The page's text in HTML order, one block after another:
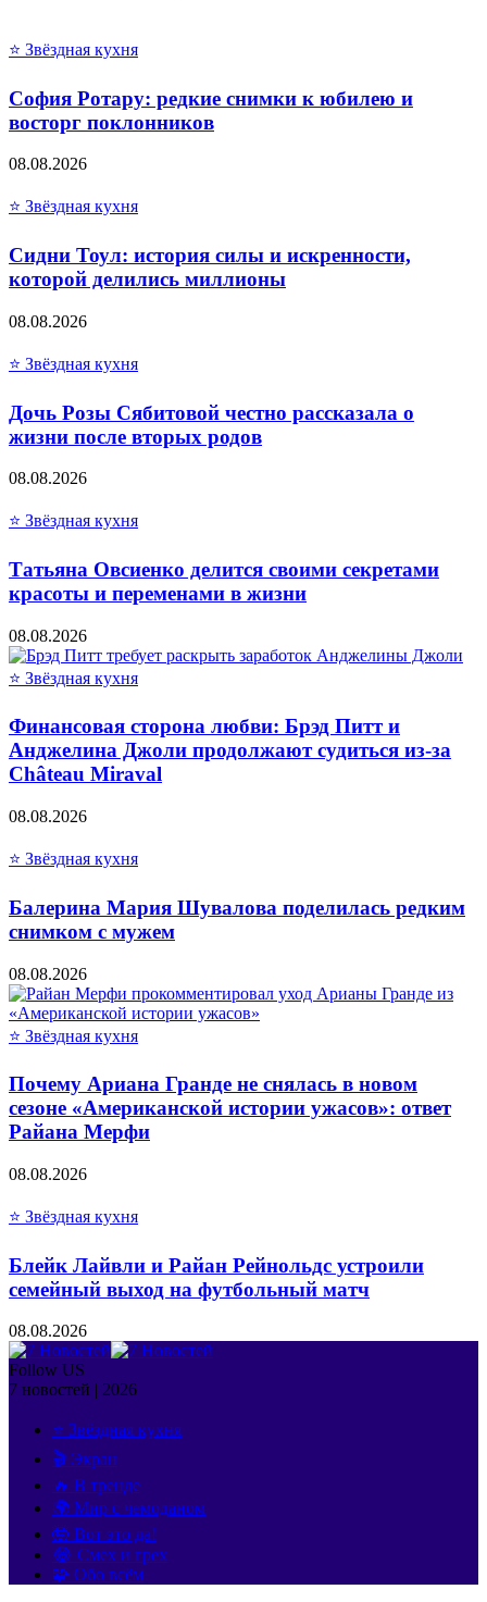
⭐ Звёздная кухня
София Ротару: редкие снимки к юбилею и
восторг поклонников
08.08.2026
⭐ Звёздная кухня
Сидни Тоул: история силы и искренности,
которой делились миллионы
08.08.2026
⭐ Звёздная кухня
Дочь Розы Сябитовой честно рассказала о
жизни после вторых родов
08.08.2026
⭐ Звёздная кухня
Татьяна Овсиенко делится своими секретами
красоты и переменами в жизни
08.08.2026
⭐ Звёздная кухня
Финансовая сторона любви: Брэд Питт и
Анджелина Джоли продолжают судиться из-за
Château Miraval
08.08.2026
⭐ Звёздная кухня
Балерина Мария Шувалова поделилась редким
снимком с мужем
08.08.2026
⭐ Звёздная кухня
Почему Ариана Гранде не снялась в новом
сезоне «Американской истории ужасов»: ответ
Райана Мерфи
08.08.2026
⭐ Звёздная кухня
Блейк Лайвли и Райан Рейнольдс устроили
семейный выход на футбольный матч
08.08.2026
Follow US
7 новостей | 2026
⭐ Звёздная кухня
🎬 Экран
🔥 В тренде
🌍 Мир с чемоданом
🤯 Вот это да!
😂 Смех и грех
🧩 Обо всём